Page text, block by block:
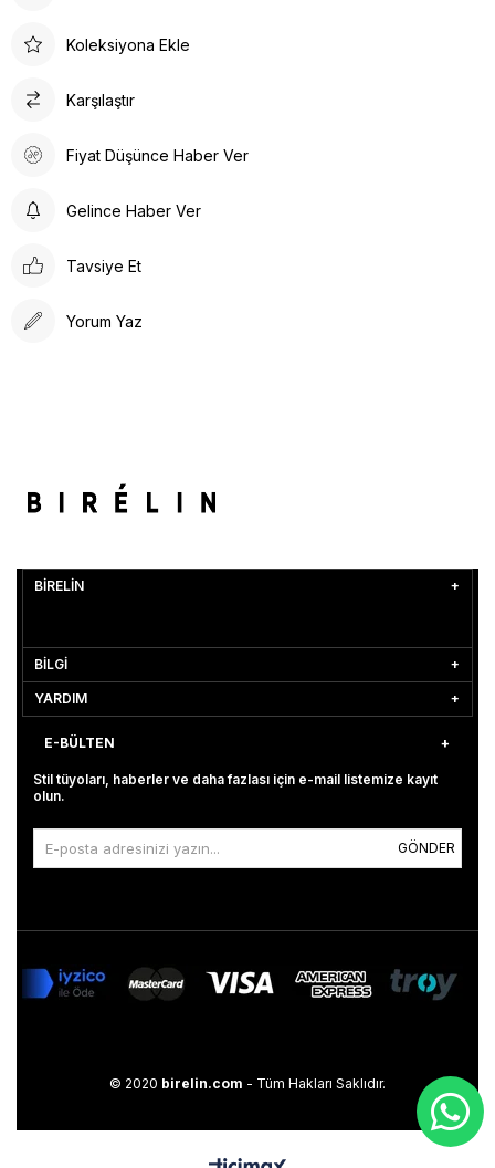
Koleksiyona Ekle
Karşılaştır
Fiyat Düşünce Haber Ver
Gelince Haber Ver
Tavsiye Et
Yorum Yaz
BİRELİN
BİLGİ
YARDIM
E-BÜLTEN
Stil tüyoları, haberler ve daha fazlası için e-mail listemize kayıt
olun.
GÖNDER
© 2020 birelin.com - Tüm Hakları Saklıdır.